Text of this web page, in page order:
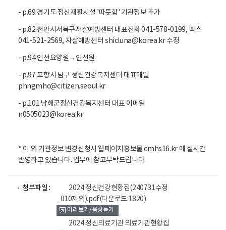
- p.69 경기도 정신재활시설 '따듯함' 기관정보 추가
- p.82 천안시서북구자살예방센터 대표전화 041-578-0199, 팩스
041-521-2569, 자살예방센터 shicluna@korea.kr 수정
- p.94 인선요양원→인선원
- p.97 포항시 남구 정신건강복지센터 대표메일
phngmhc@citizen.seoul.kr
- p.101 남해군정신건강복지센터 대표 이메일
n0505023@korea.kr
* 이 외 기관정보 변경신청시 웹페이지홍보물 cmhs16.kr 에 실시간
반영하고 있습니다. 업무에 참고부탁드립니다.
첨부파일 :
2024 정신건강현황집(240731수정
_010제외).pdf(다운로드:1820)
미리보기/음성듣기
2024 정신의료기관 의료기관현황집